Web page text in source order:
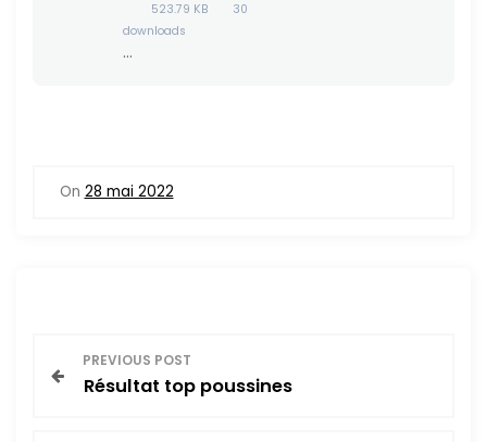
523.79 KB
30
downloads
…
On 28 mai 2022
PREVIOUS POST
Résultat top poussines